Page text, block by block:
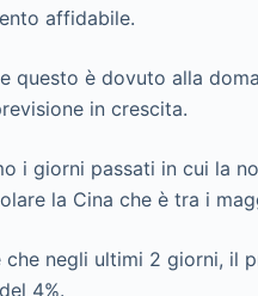
affidabile.
questo è dovuto alla
in crescita.
i giorni passati in cui la
la Cina che è tra i
che negli ultimi 2 giorni, il
4%.